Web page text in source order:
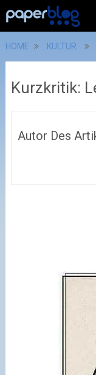
HOME KULTUR
Kurzkritik:
Autor Des